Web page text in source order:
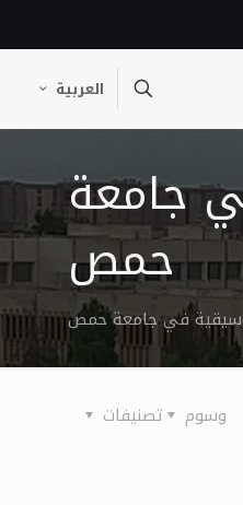
العربية
جامعة
حمص
في جامعة حمص
تصنيفات وسوم